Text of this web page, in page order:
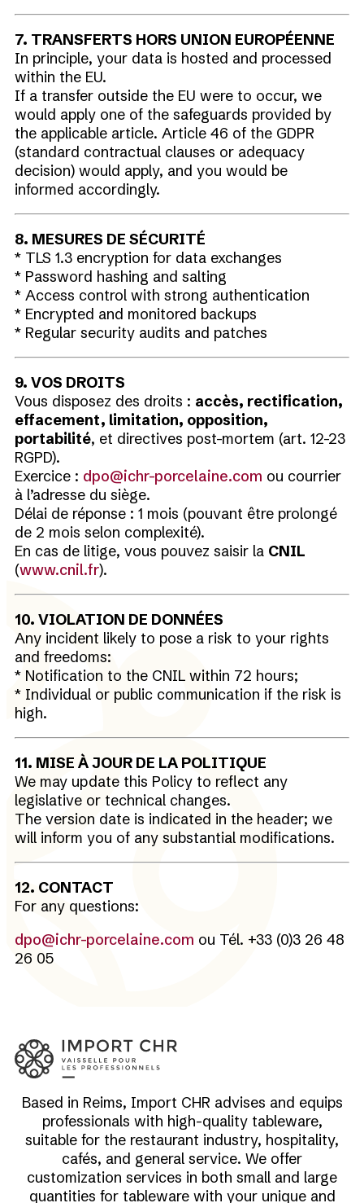
7. TRANSFERTS HORS UNION EUROPÉENNE
In principle, your data is hosted and processed
within the EU.
If a transfer outside the EU were to occur, we
would apply one of the safeguards provided by
the applicable article. Article 46 of the GDPR
(standard contractual clauses or adequacy
decision) would apply, and you would be
informed accordingly.
8. MESURES DE SÉCURITÉ
* TLS 1.3 encryption for data exchanges
* Password hashing and salting
* Access control with strong authentication
* Encrypted and monitored backups
* Regular security audits and patches
9. VOS DROITS
Vous disposez des droits : accès, rectification,
effacement, limitation, opposition,
portabilité, et directives post-mortem (art. 12-23
RGPD).
Exercice : dpo@ichr-porcelaine.com ou courrier
à l’adresse du siège.
Délai de réponse : 1 mois (pouvant être prolongé
de 2 mois selon complexité).
En cas de litige, vous pouvez saisir la CNIL
(www.cnil.fr).
10. VIOLATION DE DONNÉES
Any incident likely to pose a risk to your rights
and freedoms:
* Notification to the CNIL within 72 hours;
* Individual or public communication if the risk is
high.
11. MISE À JOUR DE LA POLITIQUE
We may update this Policy to reflect any
legislative or technical changes.
The version date is indicated in the header; we
will inform you of any substantial modifications.
12. CONTACT
For any questions:
dpo@ichr-porcelaine.com ou Tél. +33 (0)3 26 48
26 05
Based in Reims, Import CHR advises and equips
professionals with high-quality tableware,
suitable for the restaurant industry, hospitality,
cafés, and general service. We offer
customization services in both small and large
quantities for tableware with your unique and